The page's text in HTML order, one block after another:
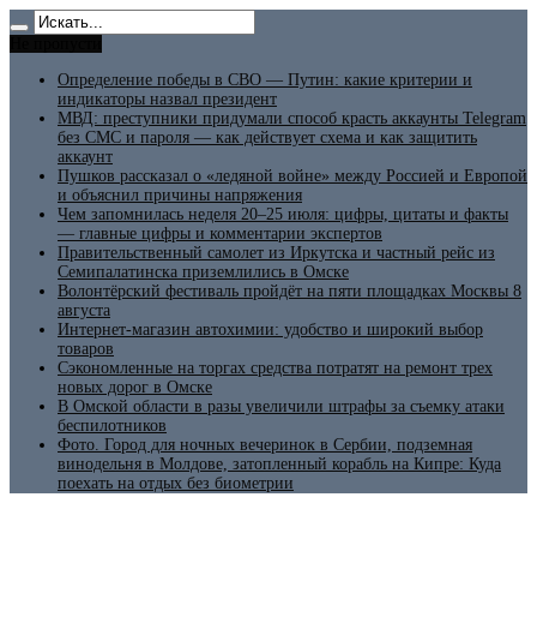
Определение победы в СВО — Путин: какие критерии и
индикаторы назвал президент
МВД: преступники придумали способ красть аккаунты Telegram
без СМС и пароля — как действует схема и как защитить
аккаунт
Пушков рассказал о «ледяной войне» между Россией и Европой
и объяснил причины напряжения
Чем запомнилась неделя 20–25 июля: цифры, цитаты и факты
— главные цифры и комментарии экспертов
Правительственный самолет из Иркутска и частный рейс из
Семипалатинска приземлились в Омске
Волонтёрский фестиваль пройдёт на пяти площадках Москвы 8
августа
Интернет-магазин автохимии: удобство и широкий выбор
товаров
Сэкономленные на торгах средства потратят на ремонт трех
новых дорог в Омске
В Омской области в разы увеличили штрафы за съемку атаки
беспилотников
Фото. Город для ночных вечеринок в Сербии, подземная
винодельня в Молдове, затопленный корабль на Кипре: Куда
поехать на отдых без биометрии